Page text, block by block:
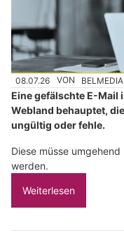
08.07.26 VON
Eine gefälschte E-Mail
Webland behauptet,
ungültig oder fehle.
Diese müsse
werden.
Weiterlesen